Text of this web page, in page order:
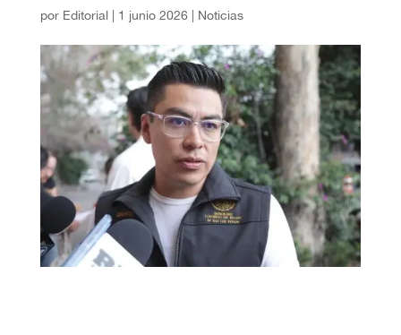
por Editorial| 1 junio 2026| Noticias